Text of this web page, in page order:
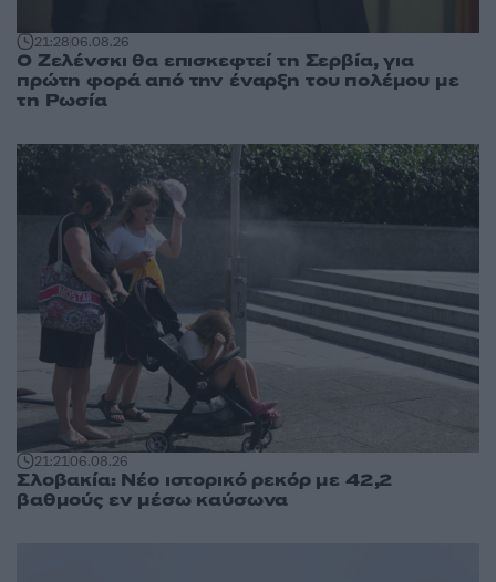
21:2806.08.26
Ο Ζελένσκι θα επισκεφτεί τη Σερβία, για
πρώτη φορά από την έναρξη του πολέμου με
τη Ρωσία
21:2106.08.26
Σλοβακία: Νέο ιστορικό ρεκόρ με 42,2
βαθμούς εν μέσω καύσωνα